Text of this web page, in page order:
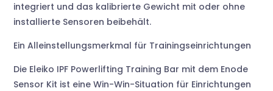
integriert und das kalibrierte Gewicht mit oder ohne
installierte Sensoren beibehält.
Ein Alleinstellungsmerkmal für Trainingseinrichtungen
Die Eleiko IPF Powerlifting Training Bar mit dem Enode
Sensor Kit ist eine Win-Win-Situation für Einrichtungen